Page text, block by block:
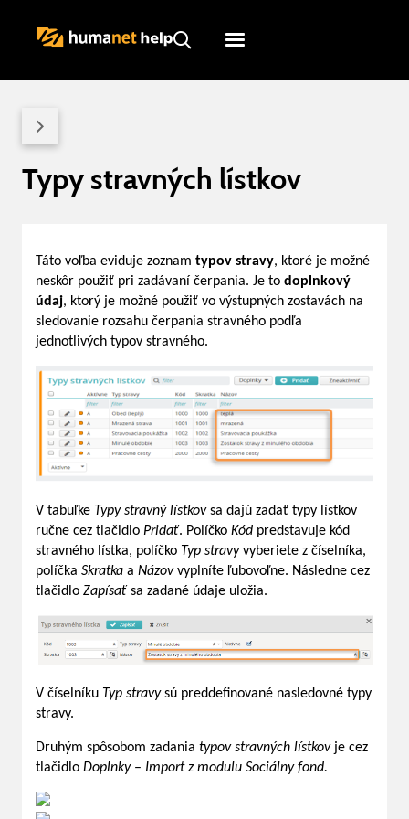
Humanet
Typy stravných lístkov
Táto voľba eviduje zoznam typov stravy, ktoré je možné
neskôr použiť pri zadávaní čerpania. Je to doplnkový
údaj, ktorý je možné použiť vo výstupných zostavách na
sledovanie rozsahu čerpania stravného podľa
jednotlivých typov stravného.
V tabuľke Typy stravný lístkovsa dajú zadať typy lístkov
ručne cez tlačidlo Pridať. Políčko Kód predstavuje kód
stravného lístka, políčko Typ stravyvyberiete z číselníka,
políčka Skratka a Názovvyplníte ľubovoľne. Následne cez
tlačidlo Zapísaťsa zadané údaje uložia.
V číselníku Typ stravysú preddefinované nasledovné typy
stravy.
Druhým spôsobom zadania typov stravných lístkov je cez
tlačidlo Doplnky – Import z modulu Sociálny fond.